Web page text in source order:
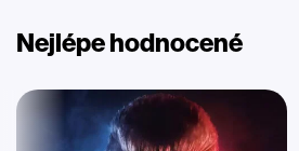
Nejlépe hodnocené